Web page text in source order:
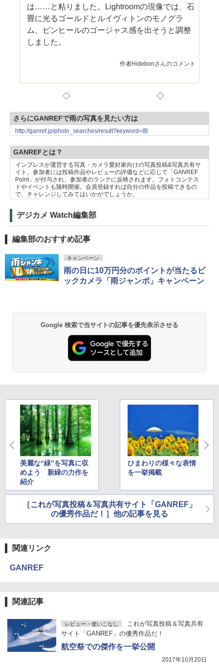
は……と粘りました。Lightroomの現像では、石
畳に光るゴールドとルイヴィトンのモノグラ
ム、ピンヒールのゴージャス感を出そうと調整
しました。
作者Hidebonさんのコメント
◇ ◇
さらにGANREFで雨の写真を見たい方は
http://ganref.jp/photo_searches/result?keyword=雨
GANREFとは？
インプレスが運営する写真・カメラ愛好家向けの写真投稿&写真共有サ
イト。参加者には投稿作品やレビューの評価などに応じて「GANREF
Point」が付与され、参加者のランクに反映されます。フォトコンテス
トやイベントも随時開催。会員登録すれば自分の作品を投稿できるの
で、チャレンジしてみてはいかがでしょうか。
デジカメ Watch編集部
編集部のおすすめ記事
キャンペーン
雨の日に10万円分のポイントが当たるビ
ックカメラ「雨ジャンボ」キャンペーン
Google 検索で当サイトの記事を優先表示させる
美麗な“緑”を写真に収
めよう 新緑の力作を
紹介
ひまわりの様々な表情
を一挙掲載
［これが写真投稿＆写真共有サイト「GANREF」
の優秀作品だ！］他の記事を見る
関連リンク
GANREF
関連記事
レビュー・使いこなし
これが写真投稿＆写真共有
サイト「GANREF」の優秀作品だ！
航空祭での傑作を一挙公開
2017年10月20日